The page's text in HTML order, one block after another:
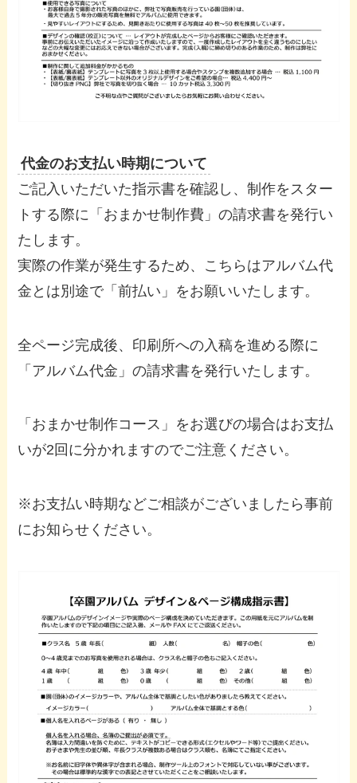
代金のお支払い時期について
ご記入いただいた指示書を確認し、制作をスター
トする際に「おまかせ制作費」の請求書を発行い
たします。
実際の作業が発生するため、こちらはアルバム代
金とは別途で「前払い」をお願いいたします。
全ページ完成後、印刷所への入稿を進める際に
「アルバム代金」の請求書を発行いたします。
「おまかせ制作コース」をお選びの場合はお支払
いが2回に分かれますのでご注意ください。
※お支払い時期などご相談がございましたら事前
にお知らせください。